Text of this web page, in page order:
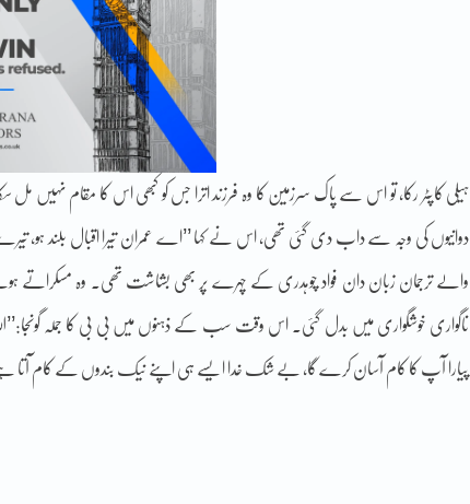
ہیلی کاپٹر رکا، تو اس سے پاک سرزمین کا وہ فرزند اترا جس کو کبھی اس کا مقام نہیں مل
دوانیوں کی وجہ سے داب دی گئی تھی، اس نے کہا ’’اے عمران تیرا اقبال بلند ہو،
والے ترجمان زبان دان فواد چوہدری کے چہرے پر بھی بشاشت تھی۔ وہ مسکراتے
ناگواری خوشگواری میں بدل گئی۔ اس وقت سب کے ذہنوں میں بی بی کا جملہ
پیارا آپ کا کام آسان کرے گا، بے شک خدا ایسے ہی اپنے نیک بندوں کے کام آتا